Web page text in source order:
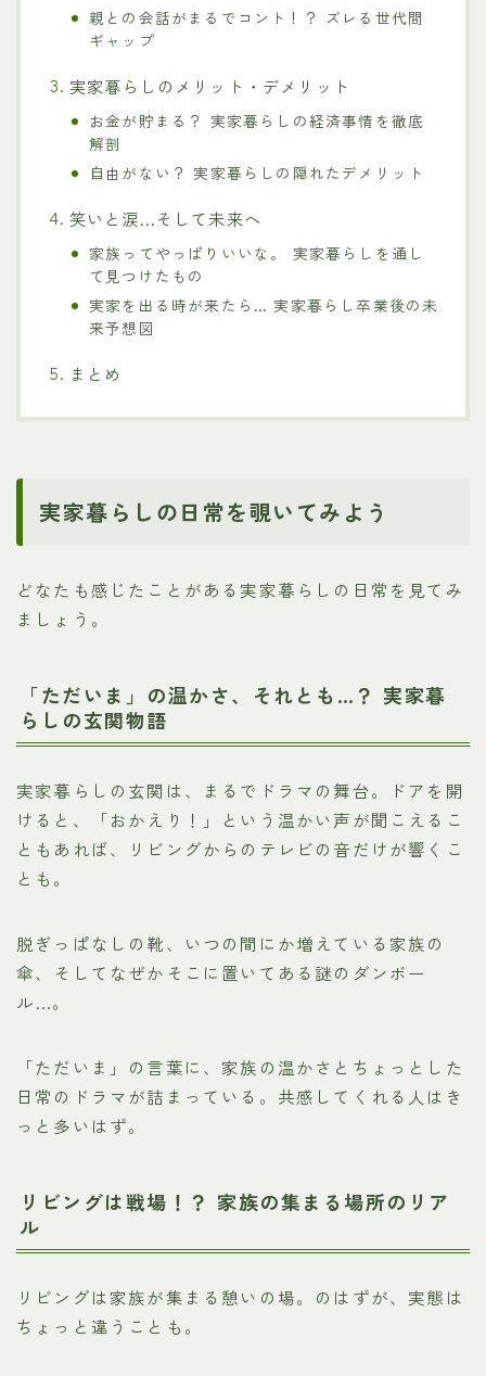
親との会話がまるでコント！？ ズレる世代間
ギャップ
実家暮らしのメリット・デメリット
お金が貯まる？ 実家暮らしの経済事情を徹底
解剖
自由がない？ 実家暮らしの隠れたデメリット
笑いと涙…そして未来へ
家族ってやっぱりいいな。 実家暮らしを通し
て見つけたもの
実家を出る時が来たら… 実家暮らし卒業後の未
来予想図
まとめ
実家暮らしの日常を覗いてみよう
どなたも感じたことがある実家暮らしの日常を見てみ
ましょう。
「ただいま」の温かさ、それとも…？ 実家暮
らしの玄関物語
実家暮らしの玄関は、まるでドラマの舞台。ドアを開
けると、「おかえり！」という温かい声が聞こえるこ
ともあれば、リビングからのテレビの音だけが響くこ
とも。
脱ぎっぱなしの靴、いつの間にか増えている家族の
傘、そしてなぜかそこに置いてある謎のダンボー
ル…。
「ただいま」の言葉に、家族の温かさとちょっとした
日常のドラマが詰まっている。共感してくれる人はき
っと多いはず。
リビングは戦場！？ 家族の集まる場所のリア
ル
リビングは家族が集まる憩いの場。のはずが、実態は
ちょっと違うことも。